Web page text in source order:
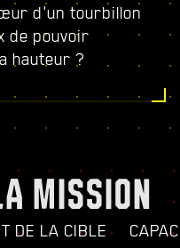
d'un tourbillon
de pouvoir
hauteur ?
MISSION
DE LA CIBLE